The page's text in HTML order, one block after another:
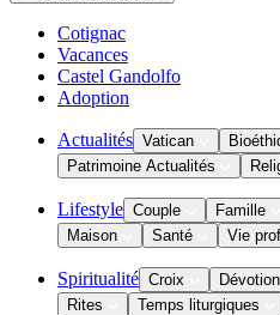
Cotignac
Vacances
Castel Gandolfo
Adoption
Actualités Vatican
Patrimoine Actualités
Lifestyle Couple Famille
Maison
Santé Vie
Spiritualité Croix Dévotion
Rites
Temps liturgiques